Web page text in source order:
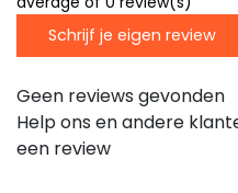
Schrijf je eigen review
Geen reviews gevonden
Help ons en andere
een review